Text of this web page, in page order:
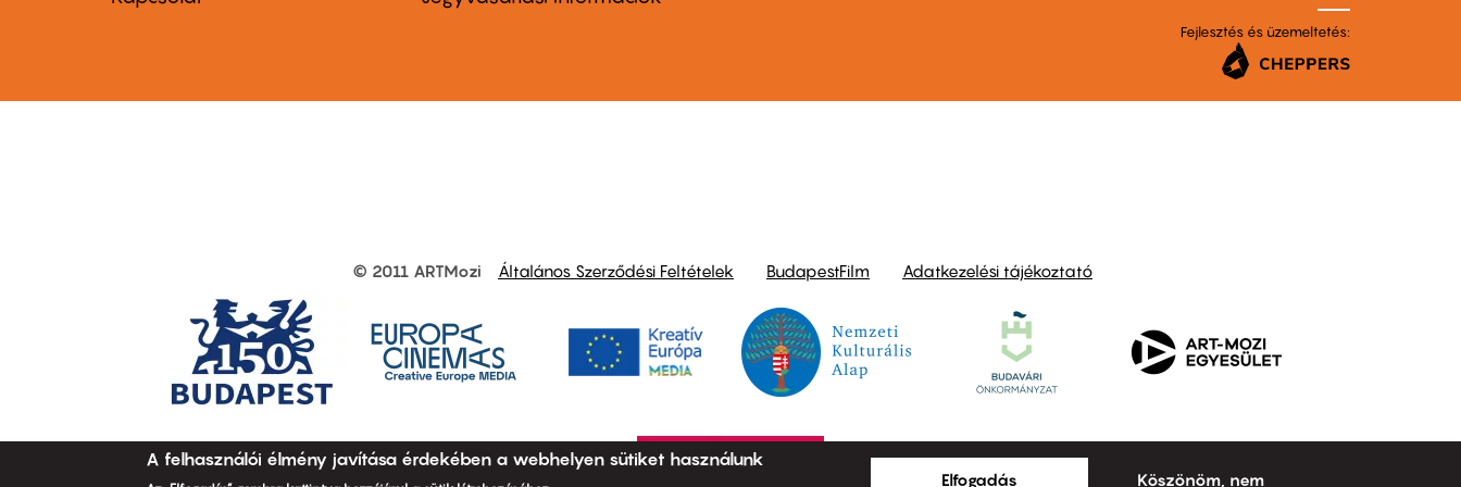
Fejlesztés és üzemeltetés:
other
© 2011 ARTMozi Általános Szerződési Feltételek BudapestFilm Adatkezelési tájékoztató
A felhasználói élmény javítása érdekében a webhelyen sütiket használunk
Elfogadás Köszönöm, nem